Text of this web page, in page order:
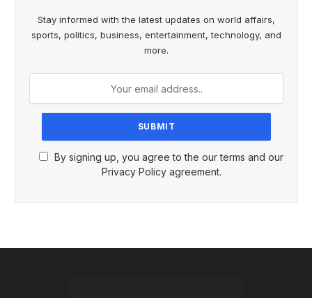
Stay informed with the latest updates on world affairs,
sports, politics, business, entertainment, technology, and
more.
By signing up, you agree to the our terms and our
Privacy Policy agreement.